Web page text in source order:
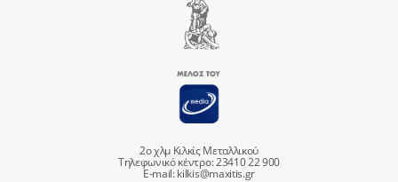
2ο χλμ Κιλκίς Μεταλλικού
Τηλεφωνικό κέντρο: 23410 22 900
E-mail:kilkis@maxitis.gr